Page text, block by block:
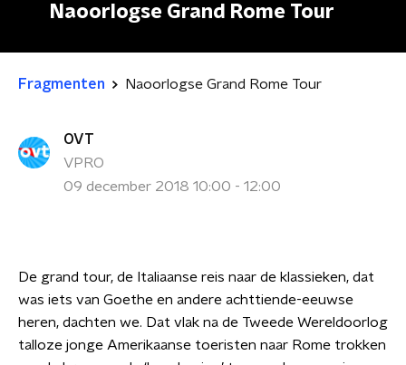
Naoorlogse Grand Rome Tour
Fragmenten Naoorlogse Grand Rome Tour
OVT
VPRO
09 december 2018 10:00 - 12:00
De grand tour, de Italiaanse reis naar de klassieken, dat
was iets van Goethe en andere achttiende-eeuwse
heren, dachten we. Dat vlak na de Tweede Wereldoorlog
talloze jonge Amerikaanse toeristen naar Rome trokken